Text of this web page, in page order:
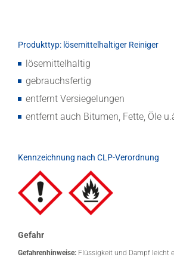
Produkttyp: lösemittelhaltiger Reiniger
lösemittelhaltig
gebrauchsfertig
entfernt Versiegelungen
entfernt auch Bitumen, Fette, Öle
Kennzeichnung nach CLP-Verordnung
Gefahr
Gefahrenhinweise: Flüssigkeit und Dampf leicht